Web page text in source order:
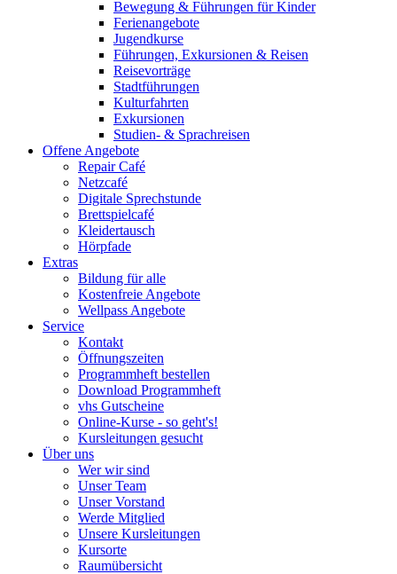
Bewegung & Führungen für Kinder
Ferienangebote
Jugendkurse
Führungen, Exkursionen & Reisen
Reisevorträge
Stadtführungen
Kulturfahrten
Exkursionen
Studien- & Sprachreisen
Offene Angebote
Repair Café
Netzcafé
Digitale Sprechstunde
Brettspielcafé
Kleidertausch
Hörpfade
Extras
Bildung für alle
Kostenfreie Angebote
Wellpass Angebote
Service
Kontakt
Öffnungszeiten
Programmheft bestellen
Download Programmheft
vhs Gutscheine
Online-Kurse - so geht's!
Kursleitungen gesucht
Über uns
Wer wir sind
Unser Team
Unser Vorstand
Werde Mitglied
Unsere Kursleitungen
Kursorte
Raumübersicht